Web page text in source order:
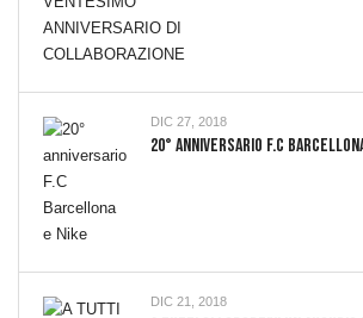
DIC 27, 2018
20° Anniversario F.C
DIC 21, 2018